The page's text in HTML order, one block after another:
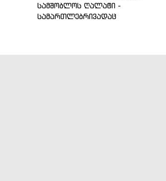
სამშობლოს ღალატი -
სამართლებრივადაც